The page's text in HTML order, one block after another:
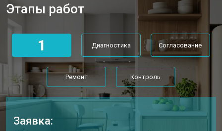
Этапы работ
1 Диагностика Согласование
Ремонт Контроль
Заявка: